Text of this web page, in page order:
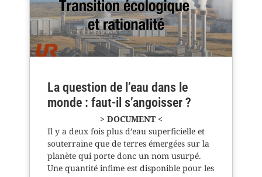
La question de l’eau dans le
monde : faut-il s’angoisser ?
> DOCUMENT <
Il y a deux fois plus d’eau superficielle et
souterraine que de terres émergées sur la
planète qui porte donc un nom usurpé.
Une quantité infime est disponible pour les